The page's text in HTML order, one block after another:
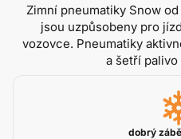
Zimní pneumatiky Snow
jsou uzpůsobeny pro
vozovce. Pneumatiky
a šetří palivo
dobrý